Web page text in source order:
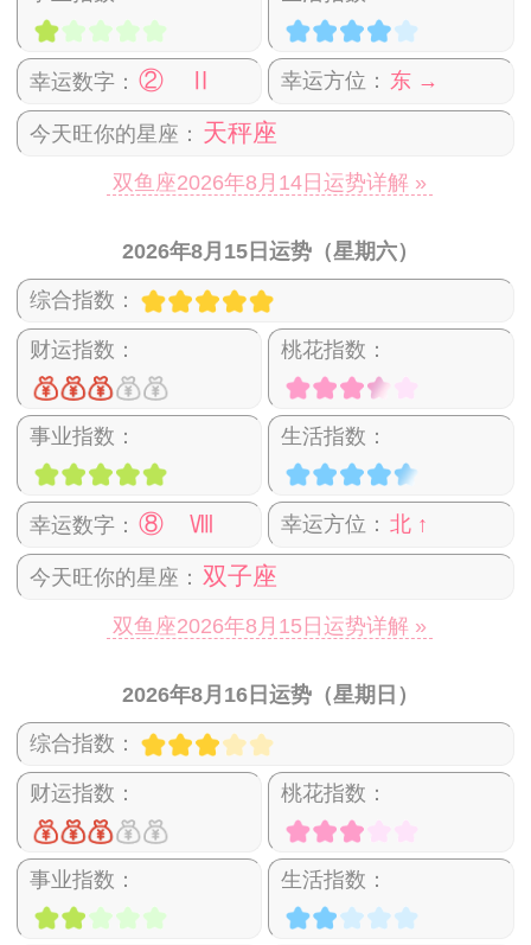
幸运数字： ② Ⅱ 幸运方位： 东 →
今天旺你的星座： 天秤座
双鱼座2026年8月14日运势详解 »
2026年8月15日运势（星期六）
综合指数：
财运指数： 桃花指数：
事业指数： 生活指数：
幸运数字： ⑧ Ⅷ 幸运方位： 北 ↑
今天旺你的星座： 双子座
双鱼座2026年8月15日运势详解 »
2026年8月16日运势（星期日）
综合指数：
财运指数： 桃花指数：
事业指数： 生活指数：